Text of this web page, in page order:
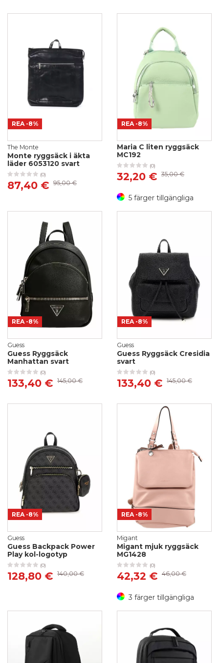
REA -8%
The Monte
Monte ryggsäck i äkta
läder 6053120 svart
(0)
87,40 € 95,00 €
REA -8%
Maria C liten ryggsäck
MC192
(0)
32,20 € 35,00 €
5 färger tillgängliga
REA -8%
Guess
Guess Ryggsäck
Manhattan svart
(0)
133,40 € 145,00 €
REA -8%
Guess
Guess Ryggsäck Cresidia
svart
(0)
133,40 € 145,00 €
REA -8%
Guess
Guess Backpack Power
Play kol-logotyp
(0)
128,80 € 140,00 €
REA -8%
Migant
Migant mjuk ryggsäck
MG1428
(0)
42,32 € 46,00 €
3 färger tillgängliga